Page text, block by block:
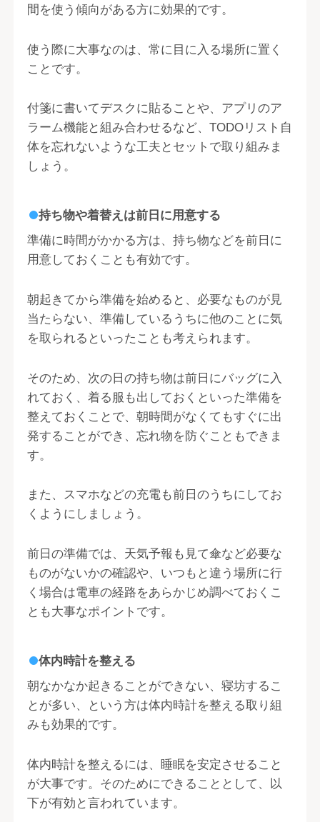
間を使う傾向がある方に効果的です。
使う際に大事なのは、常に目に入る場所に置く
ことです。
付箋に書いてデスクに貼ることや、アプリのア
ラーム機能と組み合わせるなど、TODOリスト自
体を忘れないような工夫とセットで取り組みま
しょう。
持ち物や着替えは前日に用意する
準備に時間がかかる方は、持ち物などを前日に
用意しておくことも有効です。
朝起きてから準備を始めると、必要なものが見
当たらない、準備しているうちに他のことに気
を取られるといったことも考えられます。
そのため、次の日の持ち物は前日にバッグに入
れておく、着る服も出しておくといった準備を
整えておくことで、朝時間がなくてもすぐに出
発することができ、忘れ物を防ぐこともできま
す。
また、スマホなどの充電も前日のうちにしてお
くようにしましょう。
前日の準備では、天気予報も見て傘など必要な
ものがないかの確認や、いつもと違う場所に行
く場合は電車の経路をあらかじめ調べておくこ
とも大事なポイントです。
体内時計を整える
朝なかなか起きることができない、寝坊するこ
とが多い、という方は体内時計を整える取り組
みも効果的です。
体内時計を整えるには、睡眠を安定させること
が大事です。そのためにできることとして、以
下が有効と言われています。